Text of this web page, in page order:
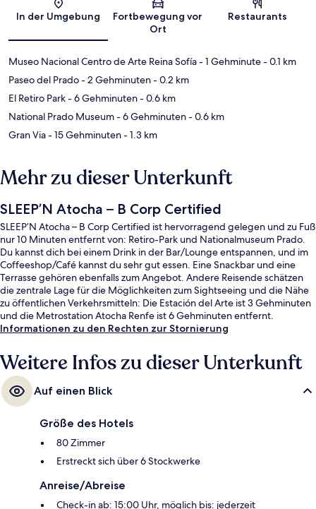
Karte
In der Umgebung
Fortbewegung vor
Ort
Restaurants
Museo Nacional Centro de Arte Reina Sofía- 1 Gehminute- 0.1 km
Paseo del Prado- 2 Gehminuten- 0.2 km
El Retiro Park- 6 Gehminuten- 0.6 km
National Prado Museum- 6 Gehminuten- 0.6 km
Gran Via- 15 Gehminuten- 1.3 km
Mehr zu dieser Unterkunft
SLEEP’N Atocha – B Corp Certified
SLEEP’N Atocha – B Corp Certified ist hervorragend gelegen und zu Fuß
nur 10 Minuten entfernt von: Retiro-Park und Nationalmuseum Prado.
Du kannst dich bei einem Drink in der Bar/Lounge entspannen, und im
Coffeeshop/Café kannst du sehr gut essen. Eine Snackbar und eine
Terrasse gehören ebenfalls zum Angebot. Andere Reisende schätzen
die zentrale Lage für die Möglichkeiten zum Sightseeing und die Nähe
zu öffentlichen Verkehrsmitteln: Die Estación del Arte ist 3 Gehminuten
und die Metrostation Atocha Renfe ist 6 Gehminuten entfernt.
Informationen zu den Rechten zur Stornierung
Weitere Infos zu dieser Unterkunft
Auf einen Blick
Größe des Hotels
80 Zimmer
Erstreckt sich über 6 Stockwerke
Anreise/Abreise
Check-in ab: 15:00 Uhr, möglich bis: jederzeit